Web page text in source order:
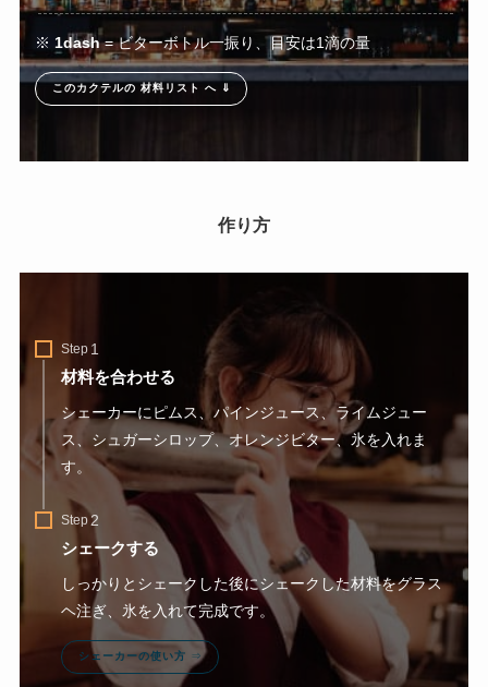
※ 1dash= ビターボトル一振り、目安は1滴の量
このカクテルの 材料リスト へ ⇓
作り方
Step
材料を合わせる
シェーカーにピムス、パインジュース、ライムジュー
ス、シュガーシロップ、オレンジビター、氷を入れま
す。
Step
シェークする
しっかりとシェークした後にシェークした材料をグラス
ヘ注ぎ、氷を入れて完成です。
シェーカーの使い方 ⇒